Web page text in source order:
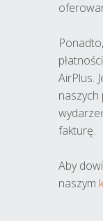
AirPlus.
fakturę.
Aby
naszym